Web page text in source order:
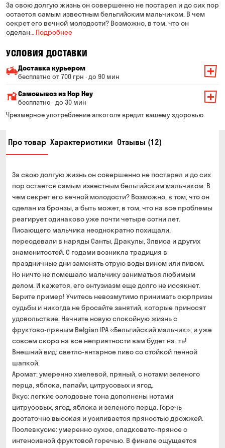
За свою долгую жизнь он совершенно не постарел и до сих пор
остается самым известным бельгийским мальчиком. В чем
секрет его вечной молодости? Возможно, в том, что он
сделан… Подробнее
УСЛОВИЯ ДОСТАВКИ
Доставка курьером
бесплатно от 700 грн · до 90 мин
Минимальная сумма всего заказа — 200 грн
Стоимость доставки зависит от суммы всего заказа:
От 200 до 299 грн 139 грн
От 400 до 699 грн
Срок доставки — до 90 минут
*на время доставки могут влиять воздушные тревоги
Оплата:
наличными курьеру
банковской картой на сайте
Самовывоз из Hop Hey
бесплатно · до 30 мин
Минимальная сумма всего заказа — 250 грн
Можете без очереди забрать из магазина в удобное
для Вас время
наличными в магазине
банковской картой на сайте и в магазине
Чрезмерное употребление алкоголя вредит вашему здоровью
Про товар Характеристики Отзывы (12)
За свою долгую жизнь он совершенно не постарел и до сих
пор остается самым известным бельгийским мальчиком. В
чем секрет его вечной молодости? Возможно, в том, что он
сделан из бронзы, а быть может, в том, что на все проблемы
реагирует одинаково уже почти четыре сотни лет.
Писающего мальчика неоднократно похищали,
переодевали в наряды Санты, Дракулы, Элвиса и других
знаменитостей. С годами возникла традиция в
праздничные дни заменять струю воды вином или пивом.
Но ничто не помешало мальчику заниматься любимым
делом. И кажется, его энтузиазм еще долго не иссякнет.
Берите пример! Учитесь невозмутимо принимать сюрпризы
судьбы и никогда не бросайте занятий, которые приносят
удовольствие. Начните новую спокойную жизнь с
фруктово-пряным Belgian IPA «Бельгийский мальчик», и уже
совсем скоро на все неприятности вам будет на…ть!
Внешний вид: светло-янтарное пиво со стойкой пенной
шапкой.
Аромат: умеренно хмелевой, пряный, с нотами зеленого
перца, яблока, папайи, цитрусовых и ягод.
Вкус: легкие солодовые тона дополнены нотами
цитрусовых, ягод, яблока и зеленого перца. Горечь
достаточно высокая и усиливается пряностью дрожжей.
Послевкусие: умеренно сухое, сладковато-пряное с
интенсивной фруктовой горечью. В финале ощущается